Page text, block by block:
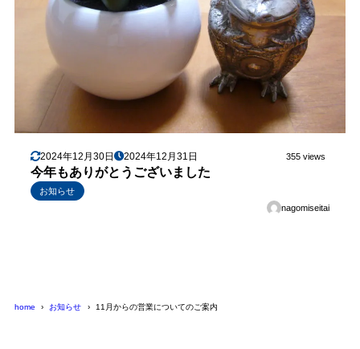
2024年12月30日 2024年12月31日 355 views
今年もありがとうございました
お知らせ
nagomiseitai
home お知らせ 11月からの営業についてのご案内